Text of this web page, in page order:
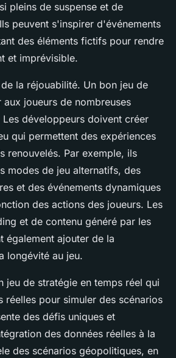
pleins de suspense et de
peuvent s'inspirer d'événements
des éléments fictifs pour rendre
et imprévisible.
la réjouabilité. Un bon jeu de
joueurs de nombreuses
Les développeurs doivent créer
qui permettent des expériences
renouvelés. Par exemple, ils
modes de jeu alternatifs, des
et des événements dynamiques
des actions des joueurs. Les
et de contenu généré par les
également ajouter de la
longévité au jeu.
jeu de stratégie en temps réel qui
réelles pour simuler des scénarios
des défis uniques et
des données réelles à la
des scénarios géopolitiques, en